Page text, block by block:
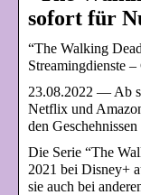
sofort für
“The Walking
Streamingdienste
23.08.2022 — Ab
Netflix und
den
Die Serie “The
2021 bei Disney+
sie auch bei